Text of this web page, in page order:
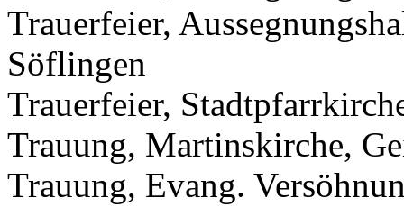
Trauerfeier,
Söflingen
Trauerfeier,
Trauung, Martinskirche,
Trauung, Evang.